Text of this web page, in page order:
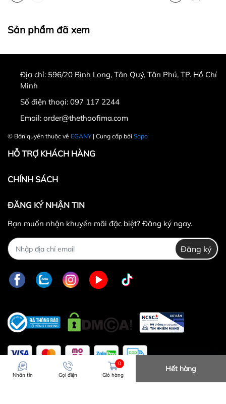
Sản phẩm đã xem
Địa chỉ: 596/20 Bình Long, Tân Quý, Tân Phú, TP. Hồ Chí
Minh
Số điện thoại: 097 117 2244
Email: order@thethaofima.com
© Bản quyền thuộc về EGANY| Cung cấp bởi Sapo
HỖ TRỢ KHÁCH HÀNG
CHÍNH SÁCH
ĐĂNG KÝ NHẬN TIN
Bạn muốn nhận khuyến mãi đặc biệt? Đăng ký ngay.
Đăng ký
Nhắn tin Gọi điện
0
Giỏ hàng
Hết hàng